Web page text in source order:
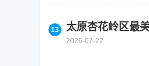
太原杏花岭区最
2026-07-22